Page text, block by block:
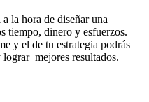
la hora de diseñar una
tiempo, dinero y esfuerzos.
y el de tu estrategia podrás
mejores resultados.